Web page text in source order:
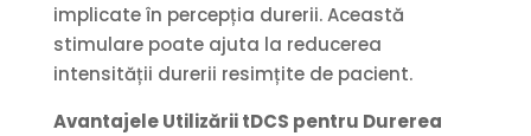
implicate în percepția durerii. Această
stimulare poate ajuta la reducerea
intensității durerii resimțite de pacient.
Avantajele Utilizării tDCS pentru Durerea